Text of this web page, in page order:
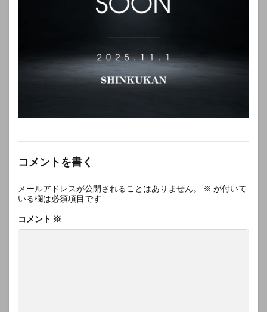
コメントを書く
メールアドレスが公開されることはありません。 ※ が付いて
いる欄は必須項目です
コメント ※